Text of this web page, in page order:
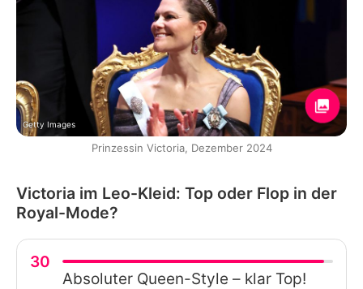
Getty Images
Prinzessin Victoria, Dezember 2024
Victoria im Leo-Kleid: Top oder Flop in der
Royal-Mode?
30
Absoluter Queen-Style – klar Top!